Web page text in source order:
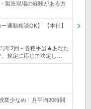
製造現場の経験がある方
通勤相談OK】 【本社】
年2回＋各種手当★あなた
規定に応じて決定し…
業少なめ！月平均20時間